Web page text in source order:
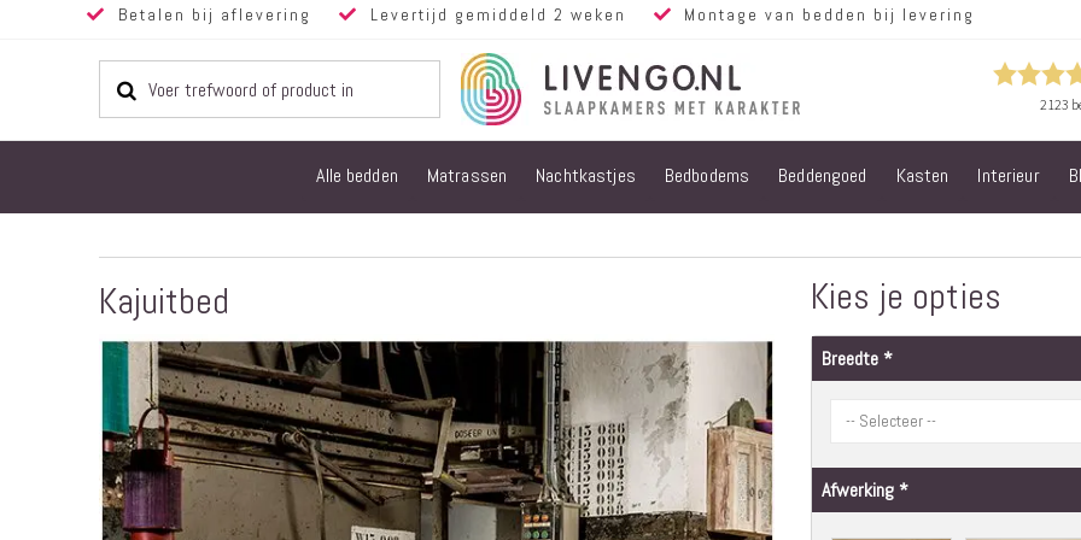
Betalen bij aflevering Levertijd gemiddeld 2 weken Montage van bedden bij levering
Alle bedden
Steigerhouten
Volwassen
bedden
Steigerhouten
Matrassen
Matrassen
Pocketvering
Alle bedden Matrassen Nachtkastjes Bedbodems Beddengoed Kasten Interieur
Kajuitbed
Ga
het
einde
van
de
afbeeldingen-
Kies je opties
Breedte
Afwerking